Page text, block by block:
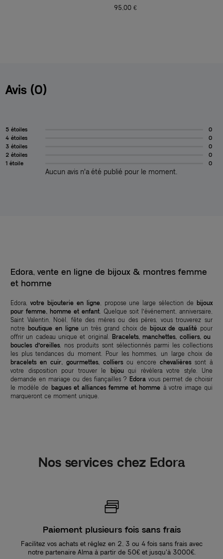
95,00 €
Avis (0)
5 étoiles
0
4 étoiles
0
3 étoiles
0
2 étoiles
0
1 étoile
0
Aucun avis n'a été publié pour le moment.
Edora, vente en ligne de bijoux & montres femme
et homme
Edora, votre bijouterie en ligne, propose une large sélection de bijoux
pour femme, homme et enfant. Quelque soit l’événement, anniversaire,
Saint Valentin, Noël, fête des mères ou des pères, vous trouverez sur
notre boutique en ligneun très grand choix de bijoux de qualité pour
offrir un cadeau unique et original. Bracelets, manchettes, colliers, ou
boucles d’oreilles, nos produits sont sélectionnés parmi les collections
les plus tendances du moment. Pour les hommes, un large choix de
bracelets en cuir, gourmettes, colliersou encore chevalièressont à
votre disposition pour trouver le
bijouqui révèlera votre style. Une
demande en mariage ou des fiançailles ? Edora vous permet de choisir
le modèle de bagues et alliances femme et homme à votre image qui
marqueront ce moment unique.
Nos services chez Edora
Paiement plusieurs fois sans frais
Facilitez vos achats et réglez en 2, 3 ou 4 fois sans frais avec
notre partenaire Alma à partir de 50€ et jusqu'à 3000€.